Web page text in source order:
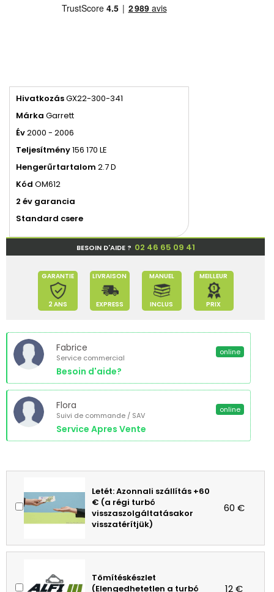
HivatkozásGX22-300-341
Márka Garrett
Év2000 - 2006
Teljesítmény156 170 LE
Hengerűrtartalom 2.7 D
Kód OM612
2 év garancia
Standard csere
BESOIN D'AIDE ? 02 46 65 09 41
GARANTIE
2 ANS
LIVRAISON
EXPRESS
MANUEL
INCLUS
MEILLEUR
PRIX
Fabrice
Service commercial
Besoin d'aide?
online
Flora
Suivi de commande / SAV
Service Apres Vente
online
Letét: Azonnali szállítás +60
€ (a régi turbó
visszaszolgáltatásakor
visszatérítjük)
60 €
Tömítéskészlet
(Elengedhetetlen a turbó
12 €